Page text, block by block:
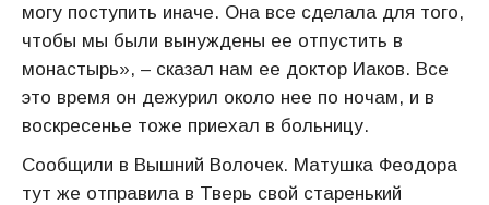
могу поступить иначе. Она все сделала для того,
чтобы мы были вынуждены ее отпустить в
монастырь», – сказал нам ее доктор Иаков. Все
это время он дежурил около нее по ночам, и в
воскресенье тоже приехал в больницу.
Сообщили в Вышний Волочек. Матушка Феодора
тут же отправила в Тверь свой старенький